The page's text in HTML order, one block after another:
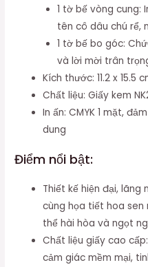
1 tờ bế vòng cung:
tên cô dâu chú rể,
1 tờ bế bo góc:
và lời mời trân
Kích thước: 11.2 x 15.5
Chất liệu: Giấy kem
In ấn: CMYK 1 mặt,
dung
Điểm nổi bật:
Thiết kế hiện đại, lãng
cùng họa tiết hoa sen
thể hài hòa và ngọt
Chất liệu giấy cao
cảm giác mềm mại,